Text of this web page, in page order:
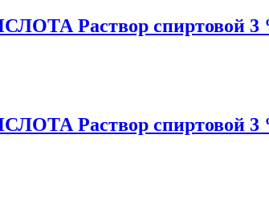
Раствор спиртовой 3
Раствор спиртовой 3